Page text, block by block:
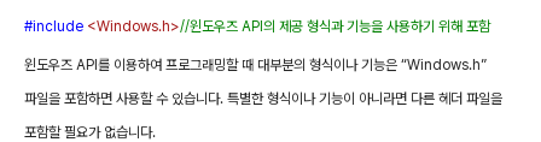
#include <Windows.h>//윈도우즈 API 의 제공 형식과 기능을 사용하기 위해 포함
윈도우즈 API 를 이용하여 프로그래밍할 때 대부분의 형식이나 기능은 “Windows.h”
파일을 포함하면 사용할 수 있습니다. 특별한 형식이나 기능이 아니라면 다른 헤더 파일을
포함할 필요가 없습니다.